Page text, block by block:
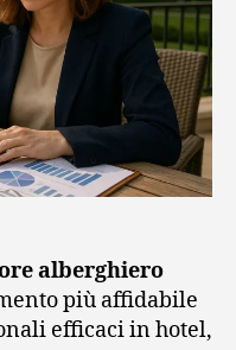
alberghiero
più affidabile
efficaci in hotel,